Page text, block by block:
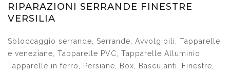
RIPARAZIONI SERRANDE FINESTRE
VERSILIA
Sbloccaggio serrande, Serrande, Avvolgibili, Tapparelle
e veneziane, Tapparelle PVC, Tapparelle Alluminio,
Tapparelle in ferro, Persiane, Box, Basculanti, Finestre,